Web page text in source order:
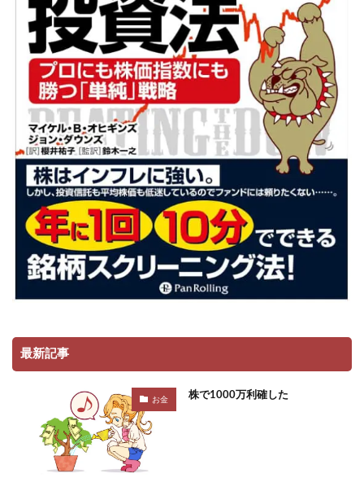
最新記事
お金 株で1000万利確した